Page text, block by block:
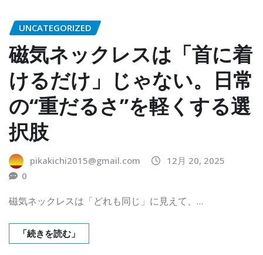
UNCATEGORIZED
磁気ネックレスは「首に着
けるだけ」じゃない。日常
の“重だるさ”を軽くする選
択肢
pikakichi2015@gmail.com
12月 20, 2025
0
磁気ネックレスは「どれも同じ」に見えて、…
「続きを読む」